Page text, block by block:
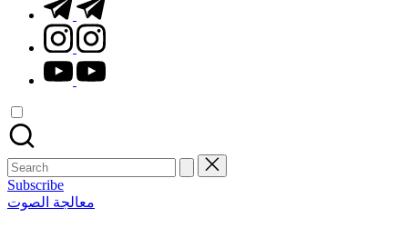
instagram.com
youtube.com
Search
for:
Subscribe
Posted
معالجة الصوت